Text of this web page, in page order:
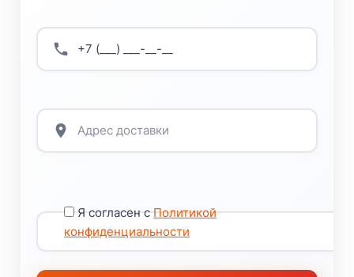
Я согласен сПолитикой
конфиденциальности